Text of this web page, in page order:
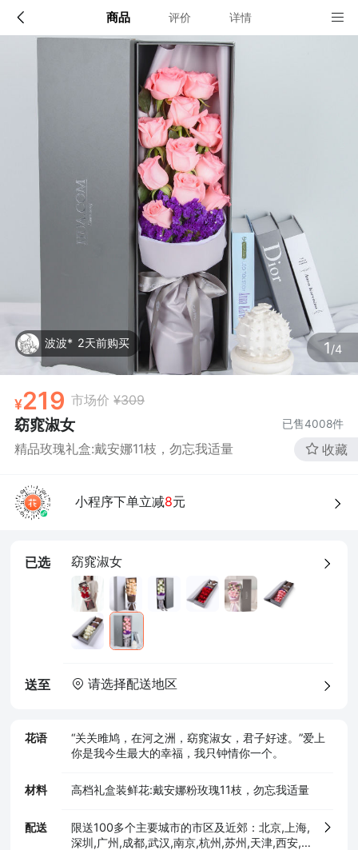
商品 评价 详情
1/4
波波* 2天前购买
219 市场价 ¥309
窈窕淑女 已售4008件
精品玫瑰礼盒:戴安娜11枝，勿忘我适量 收藏
小程序下单立减8元
已选 窈窕淑女
送至 请选择配送地区
花语
“关关雎鸠，在河之洲，窈窕淑女，君子好逑。”爱上
你是我今生最大的幸福，我只钟情你一个。
材料 高档礼盒装鲜花:戴安娜粉玫瑰11枝，勿忘我适量
配送
限送100多个主要城市的市区及近郊：北京,上海,
深圳,广州,成都,武汉,南京,杭州,苏州,天津,西安,
配送说明
限送100多个主要城市的市区及近郊：北京,上海,深圳,广
州,成都,武汉,南京,杭州,苏州,天津,西安,长沙,东莞,厦门,
佛山,沈阳,合肥,重庆,大连,郑州,青岛,太原,无锡,石家庄,济
南,宁波,哈尔滨,乌鲁木齐,贵阳,昆明,福州,长春,南昌,兰州,
珠海,南宁,中山,常州,金华,邯郸,泉州,海口,嘉兴,南通,呼和
浩特,廊坊,唐山,温州,徐州,绵阳,烟台,襄阳,保定,潍坊,镇
江,衡阳,包头,赣州,扬州,清远,荆州,莆田,汉中,洛阳,湛江,
九江,鞍山,大庆,秦皇岛,张家口,桂林,吉林,淄博,蚌埠,柳州,
遵义,邢台,宜春,漳州,三亚,宜宾,东营,临沂,德州,开封,大
同,龙岩,齐齐哈尔,连云港,新乡,黄冈,焦作,十堰,驻马店,信
阳,牡丹江,黄石,宝鸡,丹东,阜阳,北海,聊城,锦州,许昌,内
江,萍乡,安庆,承德,商丘,盘锦,乐山,沧州,河源,营口,平顶
山,临汾,韶关,日照,新余,晋城,松原,淮北,淮南,晋中,潮州,
滨州,自贡,六安,株州,濮阳,常熟,晋江,顺德,江阴,吴江,昆
山,义乌,惠阳,银川,温江,燕郊,新都,涿州,南沙,宜兴,即墨,
海安县,都江堰,增城,仙桃,菏泽
确定
店铺信息
该地区暂无配送门店
确定